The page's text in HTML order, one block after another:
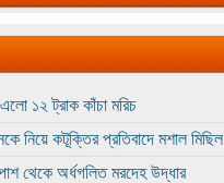
১২ ট্রাক কাঁচা মরিচ
নিয়ে কটূক্তির প্রতিবাদে মশাল মিছিল
থেকে অর্ধগলিত মরদেহ উদ্ধার